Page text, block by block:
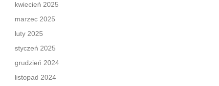
kwiecień 2025
marzec 2025
luty 2025
styczeń 2025
grudzień 2024
listopad 2024